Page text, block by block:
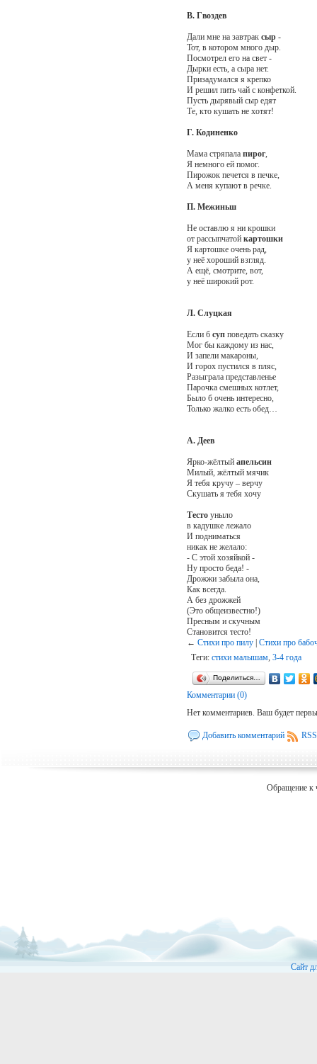
В. Гвоздев
Дали мне на завтрак сыр-
Тот, в котором много дыр.
Посмотрел его на свет -
Дырки есть, а сыра нет.
Призадумался я крепко
И решил пить чай с конфеткой.
Пусть дырявый сыр едят
Те, кто кушать не хотят!
Г. Кодиненко
Мама стряпала пирог,
Я немного ей помог.
Пирожок печется в печке,
А меня купают в речке.
П. Межиньш
Не оставлю я ни крошки
от рассыпчатой картошки
Я картошке очень рад,
у неё хороший взгляд.
А ещё, смотрите, вот,
у неё широкий рот.
Л. Слуцкая
Если б супповедать сказку
Мог бы каждому из нас,
И запели макароны,
И горох пустился в пляс,
Разыграла представленье
Парочка смешных котлет,
Было б очень интересно,
Только жалко есть обед…
А. Деев
Ярко-жёлтый апельсин
Милый, жёлтый мячик
Я тебя кручу – верчу
Скушать я тебя хочу
Тестоуныло
в кадушке лежало
И подниматься
никак не желало:
- С этой хозяйкой -
Ну просто беда! -
Дрожжи забыла она,
Как всегда.
А без дрожжей
(Это общеизвестно!)
Пресным и скучным
Становится тесто!
← Стихи про пилу| Стихи про
Теги: стихи малышам, 3-4 года
Поделиться…
Комментарии (0)
Нет комментариев. Ваш будет
Добавить комментарий
Обращение к
Сайт